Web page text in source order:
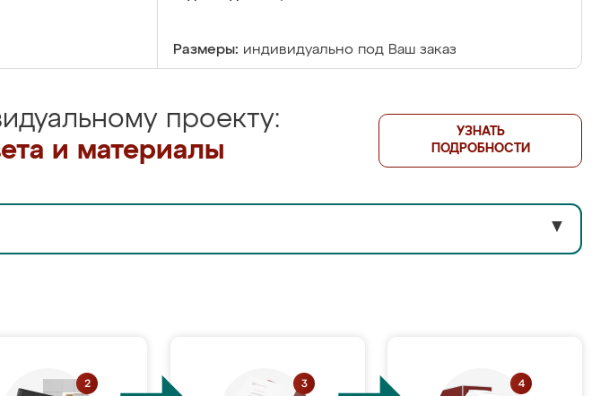
Размеры: индивидуально под Ваш заказ
проекту:
и материалы
УЗНАТЬ
ПОДРОБНОСТИ
▼